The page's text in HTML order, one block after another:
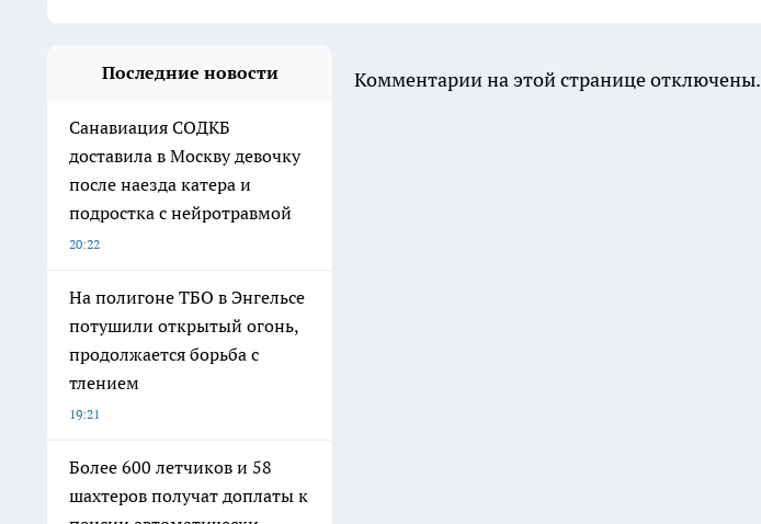
Последние новости
Санавиация СОДКБ
доставила в Москву девочку
после наезда катера и
подростка с нейротравмой
20:22
На полигоне ТБО в Энгельсе
потушили открытый огонь,
продолжается борьба с
тлением
19:21
Более 600 летчиков и 58
шахтеров получат доплаты к
Комментарии на этой странице отключены.